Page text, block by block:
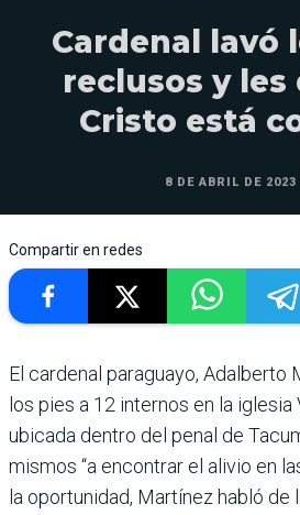
Cardenal lavó
reclusos y les
Cristo está
8 DE ABRIL DE 2023
Compartir en redes
El cardenal paraguayo, Adalberto
los pies a 12 internos en la
ubicada dentro del penal de
mismos “a encon­trar el alivio en
la oportunidad, Martínez habló de